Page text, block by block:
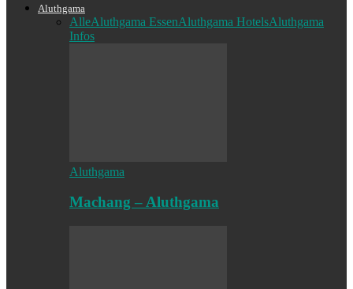
Aluthgama
AlleAluthgama EssenAluthgama HotelsAluthgama
Infos
Aluthgama
Machang – Aluthgama